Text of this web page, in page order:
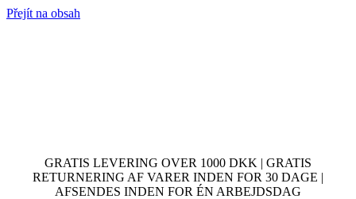
Přejít na obsah
GRATIS LEVERING OVER 1000 DKK | GRATIS
RETURNERING AF VARER INDEN FOR 30 DAGE |
AFSENDES INDEN FOR ÉN ARBEJDSDAG